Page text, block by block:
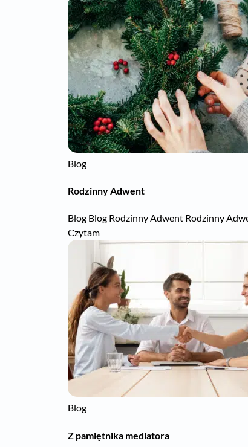
Blog
Rodzinny Adwent
Blog Blog Rodzinny Adwent Rodzinny
Czytam
Blog
Z pamiętnika mediatora